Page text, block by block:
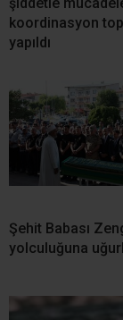
koordinasyon
yapıldı
Şehit Babası
yolculuğuna